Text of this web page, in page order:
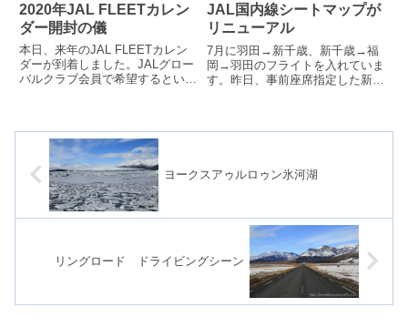
2020年JAL FLEETカレン
ダー開封の儀
本日、来年のJAL FLEETカレン
ダーが到着しました。JALグロー
バルクラブ会員で希望するといた
JAL国内線シートマップが
リニューアル
7月に羽田→新千歳、新千歳→福
岡→羽田のフライトを入れていま
す。昨日、事前座席指定した新千
ヨークスアゥルロゥン氷河湖
リングロード ドライビングシーン